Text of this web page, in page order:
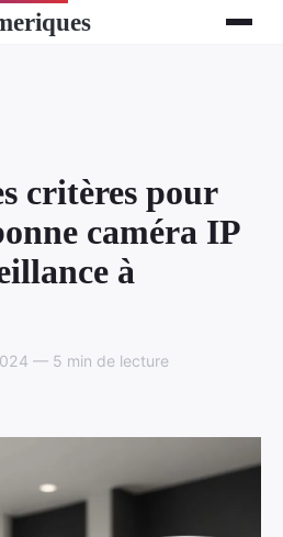
critères pour
caméra IP
à
— 5 min de lecture